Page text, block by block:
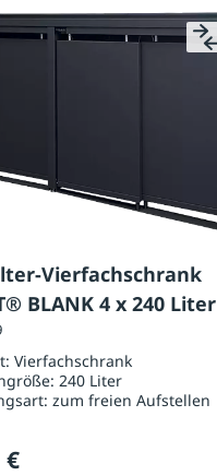
Vierfachschrank
BLANK 4 x 240 Liter
Vierfachschrank
240 Liter
zum freien Aufstellen
€